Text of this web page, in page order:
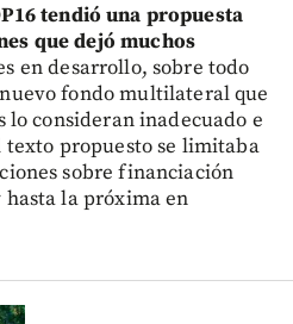
tendió una propuesta
que dejó muchos
en desarrollo, sobre todo
fondo multilateral que
consideran inadecuado e
propuesto se limitaba
sobre financiación
la próxima en